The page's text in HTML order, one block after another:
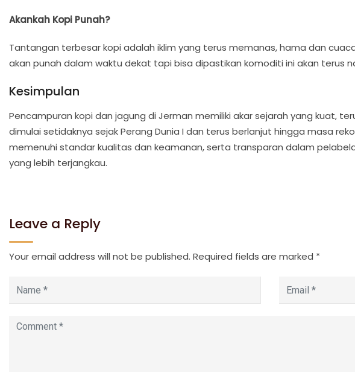
Akankah Kopi Punah?
Tantangan terbesar kopi adalah iklim yang terus memanas, hama dan
akan punah dalam waktu dekat tapi bisa dipastikan komoditi ini akan terus
Kesimpulan
Pencampuran kopi dan jagung di Jerman memiliki akar sejarah yang kuat,
dimulai setidaknya sejak Perang Dunia I dan terus berlanjut hingga masa
memenuhi standar kualitas dan keamanan, serta transparan dalam
yang lebih terjangkau.
Leave a Reply
Your email address will not be published. Required fields are marked *